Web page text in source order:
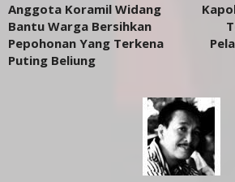
Anggota Koramil Widang
Bantu Warga Bersihkan
Pepohonan Yang Terkena
Puting Beliung